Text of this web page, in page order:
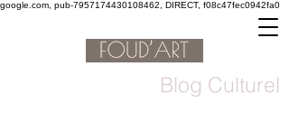
google.com, pub-7957174430108462, DIRECT, f08c47fec0942fa0
Blog Culturel